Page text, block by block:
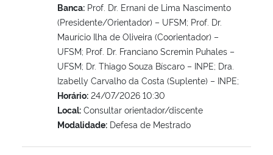
Banca: Prof. Dr. Ernani de Lima Nascimento
(Presidente/Orientador) – UFSM; Prof. Dr.
Maurício Ilha de Oliveira (Coorientador) –
UFSM; Prof. Dr. Franciano Scremin Puhales –
UFSM; Dr. Thiago Souza Bíscaro – INPE; Dra.
Izabelly Carvalho da Costa (Suplente) – INPE;
Horário: 24/07/2026 10:30
Local: Consultar orientador/discente
Modalidade: Defesa de Mestrado